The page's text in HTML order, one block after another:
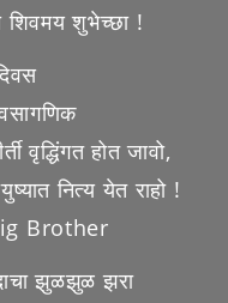
शिवमय शुभेच्छा !
वृद्धिंगत होत जावो,
नित्य येत राहो !
Brother
झुळझुळ झरा